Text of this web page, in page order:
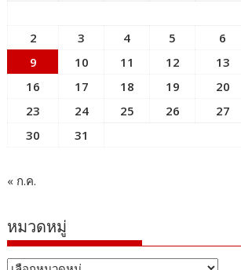
2
3 4 5 6
9
10 11 12 13
16
17 18 19 20
23
24 25 26 27
30
31
« ก.ค.
หมวดหมู่
หมวด